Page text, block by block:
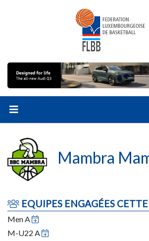
Mambra
EQUIPES ENGAGÉES
Men A
M-U22 A